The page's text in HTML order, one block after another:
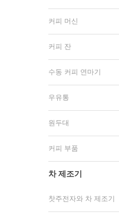
커피 머신
커피 잔
수동 커피 연마기
우유통
원두대
커피 부품
차 제조기
찻주전자와 차 제조기